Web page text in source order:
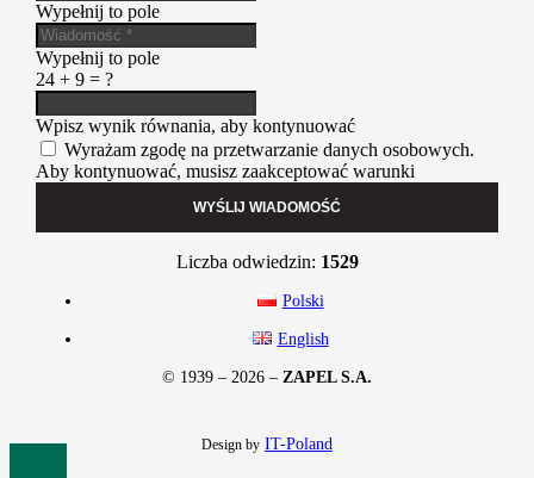
Wypełnij to pole
Wypełnij to pole
24 + 9 = ?
Wpisz wynik równania, aby kontynuować
Wyrażam zgodę na przetwarzanie danych osobowych.
Aby kontynuować, musisz zaakceptować warunki
WYŚLIJ WIADOMOŚĆ
Liczba odwiedzin: 1529
Polski
English
© 1939 – 2026 – ZAPEL S.A.
Design by IT-Poland